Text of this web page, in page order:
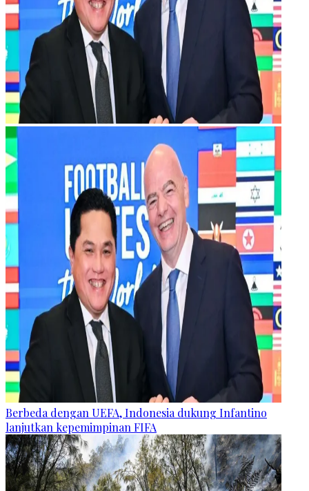
Berbeda dengan UEFA, Indonesia dukung Infantino
lanjutkan kepemimpinan FIFA